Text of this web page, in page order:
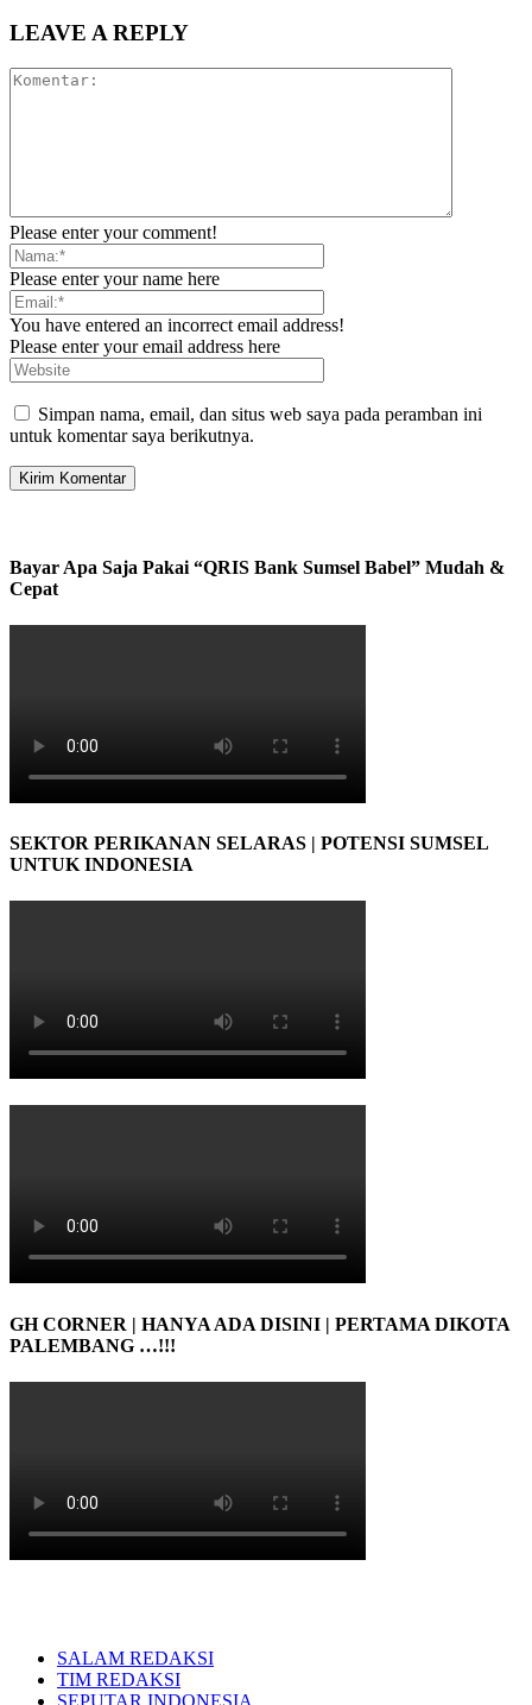
LEAVE A REPLY
Please enter your comment!
Please enter your name here
You have entered an incorrect email address!
Please enter your email address here
Simpan nama, email, dan situs web saya pada peramban ini
untuk komentar saya berikutnya.
Bayar Apa Saja Pakai “QRIS Bank Sumsel Babel” Mudah &
Cepat
SEKTOR PERIKANAN SELARAS | POTENSI SUMSEL
UNTUK INDONESIA
GH CORNER | HANYA ADA DISINI | PERTAMA DIKOTA
PALEMBANG …!!!
SALAM REDAKSI
TIM REDAKSI
SEPUTAR INDONESIA